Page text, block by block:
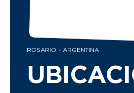
ROSARIO - ARGENTINA